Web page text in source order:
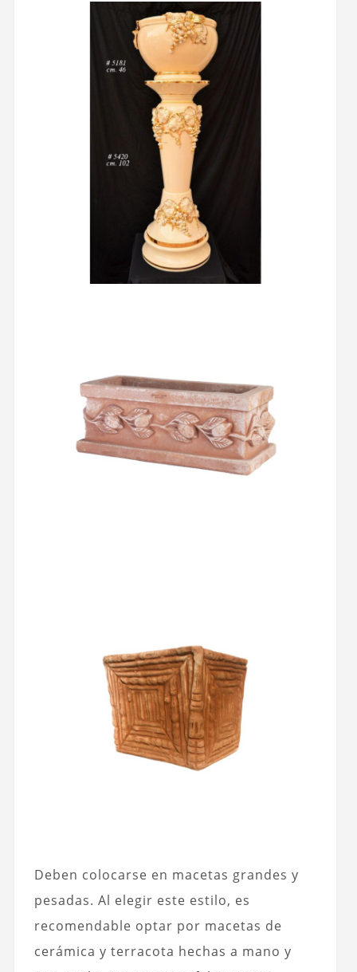
Deben colocarse en macetas grandes y
pesadas. Al elegir este estilo, es
recomendable optar por macetas de
cerámica y terracota hechas a mano y